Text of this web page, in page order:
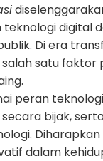
digital
Di era
satu faktor
peran
bijak,
dalam